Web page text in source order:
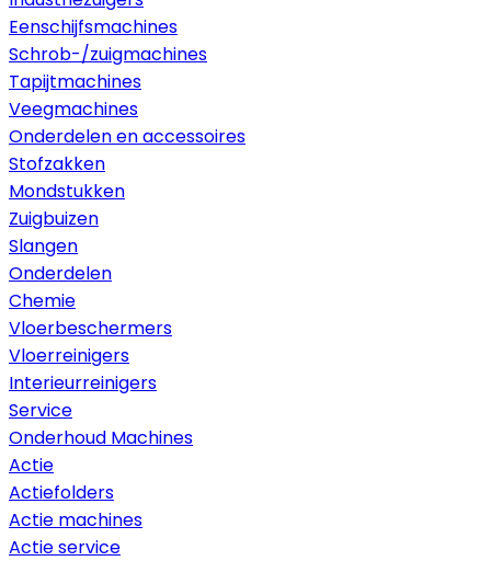
Eenschijfsmachines
Schrob-/zuigmachines
Tapijtmachines
Veegmachines
Onderdelen en accessoires
Stofzakken
Mondstukken
Zuigbuizen
Slangen
Onderdelen
Chemie
Vloerbeschermers
Vloerreinigers
Interieurreinigers
Service
Onderhoud Machines
Actie
Actiefolders
Actie machines
Actie service